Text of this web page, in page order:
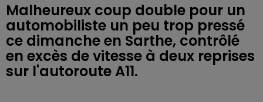
Malheureux coup double pour un
automobiliste un peu trop pressé
ce dimanche en Sarthe, contrôlé
en excès de vitesse à deux reprises
sur l'autoroute A11.